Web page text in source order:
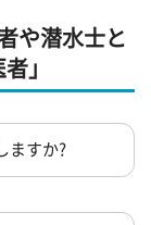
や潜水士と
」
ますか?